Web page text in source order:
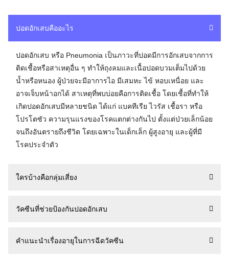
ปอดอักเสบคืออะไร
ปอดอักเสบ หรือ Pneumonia เป็นภาวะที่ปอดมีการอักเสบจากการ
ติดเชื้อหรือสาเหตุอื่น ๆ ทำให้ถุงลมและเนื้อปอดบวมเต็มไปด้วย
น้ำหรือหนอง ผู้ป่วยจะมีอาการไอ มีเสมหะ ไข้ หอบเหนื่อย และ
อาจเจ็บหน้าอกได้ สาเหตุที่พบบ่อยคือการติดเชื้อ โดยเชื้อที่ทำให้
เกิดปอดอักเสบมีหลายชนิด ได้แก่ แบคทีเรีย ไวรัส เชื้อรา หรือ
โปรโตซัว ความรุนแรงของโรคแตกต่างกันไป ตั้งแต่ป่วยเล็กน้อย
จนถึงอันตรายถึงชีวิต โดยเฉพาะในเด็กเล็ก ผู้สูงอายุ และผู้ที่มี
โรคประจำตัว
ใครบ้างคือกลุ่มเสี่ยง
วัคซีนที่ช่วยป้องกันปอดอักเสบ
คำแนะนำเรื่องอายุในการฉีดวัคซีน